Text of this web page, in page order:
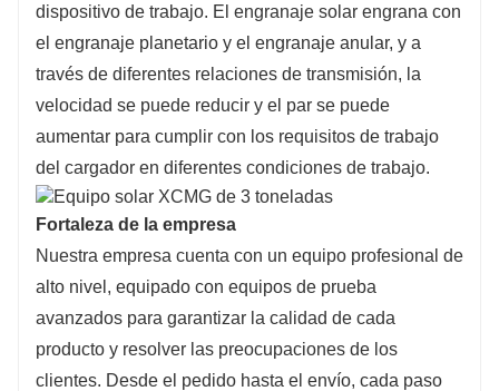
dispositivo de trabajo. El engranaje solar engrana con
el engranaje planetario y el engranaje anular, y a
través de diferentes relaciones de transmisión, la
velocidad se puede reducir y el par se puede
aumentar para cumplir con los requisitos de trabajo
del cargador en diferentes condiciones de trabajo.
Fortaleza de la empresa
Nuestra empresa cuenta con un equipo profesional de
alto nivel, equipado con equipos de prueba
avanzados para garantizar la calidad de cada
producto y resolver las preocupaciones de los
clientes. Desde el pedido hasta el envío, cada paso